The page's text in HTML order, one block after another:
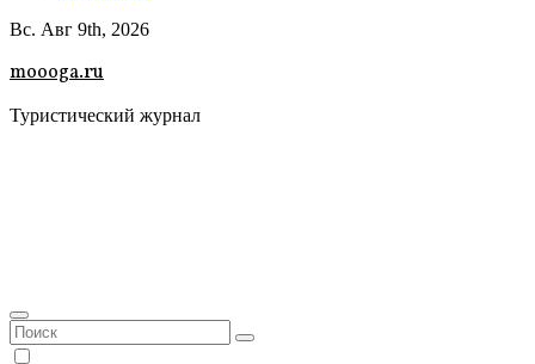
Вс. Авг 9th, 2026
moooga.ru
Туристический журнал